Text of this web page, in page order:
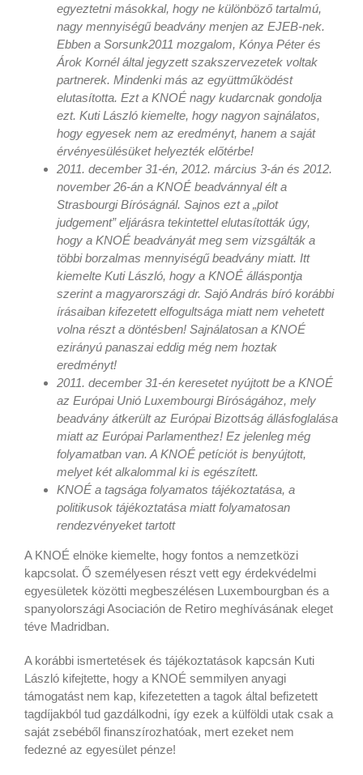
egyeztetni másokkal, hogy ne különböző tartalmú,
nagy mennyiségű beadvány menjen az EJEB-nek.
Ebben a Sorsunk2011 mozgalom, Kónya Péter és
Árok Kornél által jegyzett szakszervezetek voltak
partnerek. Mindenki más az együttműködést
elutasította. Ezt a KNOÉ nagy kudarcnak gondolja
ezt. Kuti László kiemelte, hogy nagyon sajnálatos,
hogy egyesek nem az eredményt, hanem a saját
érvényesülésüket helyezték előtérbe!
2011. december 31-én, 2012. március 3-án és 2012.
november 26-án a KNOÉ beadvánnyal élt a
Strasbourgi Bíróságnál. Sajnos ezt a „pilot
judgement” eljárásra tekintettel elutasították úgy,
hogy a KNOÉ beadványát meg sem vizsgálták a
többi borzalmas mennyiségű beadvány miatt. Itt
kiemelte Kuti László, hogy a KNOÉ álláspontja
szerint a magyarországi dr. Sajó András bíró korábbi
írásaiban kifezetett elfogultsága miatt nem vehetett
volna részt a döntésben! Sajnálatosan a KNOÉ
ezirányú panaszai eddig még nem hoztak
eredményt!
2011. december 31-én keresetet nyújtott be a KNOÉ
az Európai Unió Luxembourgi Bíróságához, mely
beadvány átkerült az Európai Bizottság állásfoglalása
miatt az Európai Parlamenthez! Ez jelenleg még
folyamatban van. A KNOÉ petíciót is benyújtott,
melyet két alkalommal ki is egészített.
KNOÉ a tagsága folyamatos tájékoztatása, a
politikusok tájékoztatása miatt folyamatosan
rendezvényeket tartott
A KNOÉ elnöke kiemelte, hogy fontos a nemzetközi
kapcsolat. Ő személyesen részt vett egy érdekvédelmi
egyesületek közötti megbeszélésen Luxembourgban és a
spanyolországi Asociación de Retiro meghívásának eleget
téve Madridban.
A korábbi ismertetések és tájékoztatások kapcsán Kuti
László kifejtette, hogy a KNOÉ semmilyen anyagi
támogatást nem kap, kifezetetten a tagok által befizetett
tagdíjakból tud gazdálkodni, így ezek a külföldi utak csak a
saját zsebéből finanszírozhatóak, mert ezeket nem
fedezné az egyesület pénze!